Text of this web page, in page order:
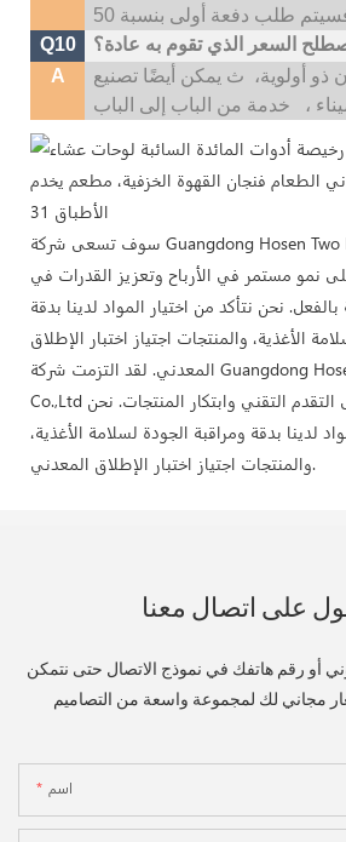
Q10
السعر الذي تقوم به عادة؟
A
أولوية،
ث
،
سوف تسعى شركة Guangdong Hosen Two Eight Ceramics Co.,Ltd
نمو مستمر في الأرباح وتعزيز القدرات في
نحن نتأكد من اختيار المواد لدينا بدقة
الأغذية، والمنتجات اجتياز اختبار الإطلاق
المعدني. لقد التزمت شركة Guangdong Hosen Two Eight Ceramics
Co.,Ltd دائمًا بالاعتماد على التقدم التقني وابتكار المنتجات. نحن
لدينا بدقة ومراقبة الجودة لسلامة الأغذية،
والمنتجات اجتياز اختبار الإطلاق المعدني.
على اتصال معنا
أو رقم هاتفك في نموذج الاتصال حتى نتمكن
مجاني لك لمجموعة واسعة من التصاميم
اسم